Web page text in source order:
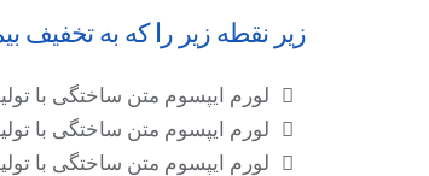
زیر نقطه زیر را که به تخفیف
لورم ایپسوم متن ساختگی با
لورم ایپسوم متن ساختگی با
لورم ایپسوم متن ساختگی با